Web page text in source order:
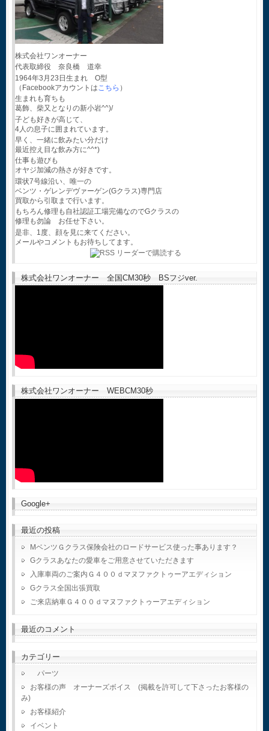
株式会社ワンオーナー
代表取締役 奈良橋 道幸
1964年3月23日生まれ O型
（Facebookアカウントはこちら ）
生まれも育ちも
葛飾、柴又となりの新小岩^^)/
子ども好きが高じて、
4人の息子に囲まれています。
早く、一緒に飲みたい分だけ
最近控え目な飲み方に^^*)
仕事も遊びも
オヤジ加減の熱さが好きです。
環状7号線沿い、唯一の
ベンツ・ゲレンデヴァーゲン(Gクラス)専門店
買取から引取まで行います。
もちろん修理も自社認証工場完備なのでGクラスの
修理も勿論 お任せ下さい。
是非、1度、顔を見に来てください。
メールやコメントもお待ちしてます。
株式会社ワンオーナー 全国CM30秒 BSフジver.
株式会社ワンオーナー WEBCM30秒
Google+
最近の投稿
MベンツＧクラス保険会社のロードサービス使った事あります？
Gクラスあなたの愛車をご用意させていただきます
入庫車両のご案内Ｇ４００ｄマヌファクトゥーアエディション
Gクラス全国出張買取
ご来店納車Ｇ４００ｄマヌファクトゥーアエディション
最近のコメント
カテゴリー
パーツ
お客様の声 オーナーズボイス (掲載を許可して下さったお客様の
み)
お客様紹介
イベント